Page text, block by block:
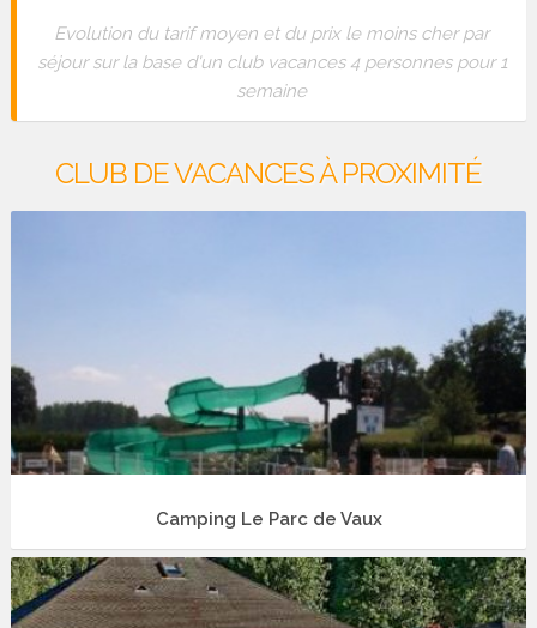
Evolution du tarif moyen et du prix le moins cher par
séjour sur la base d'un club vacances 4 personnes pour 1
semaine
CLUB DE VACANCES À PROXIMITÉ
Camping Le Parc de Vaux